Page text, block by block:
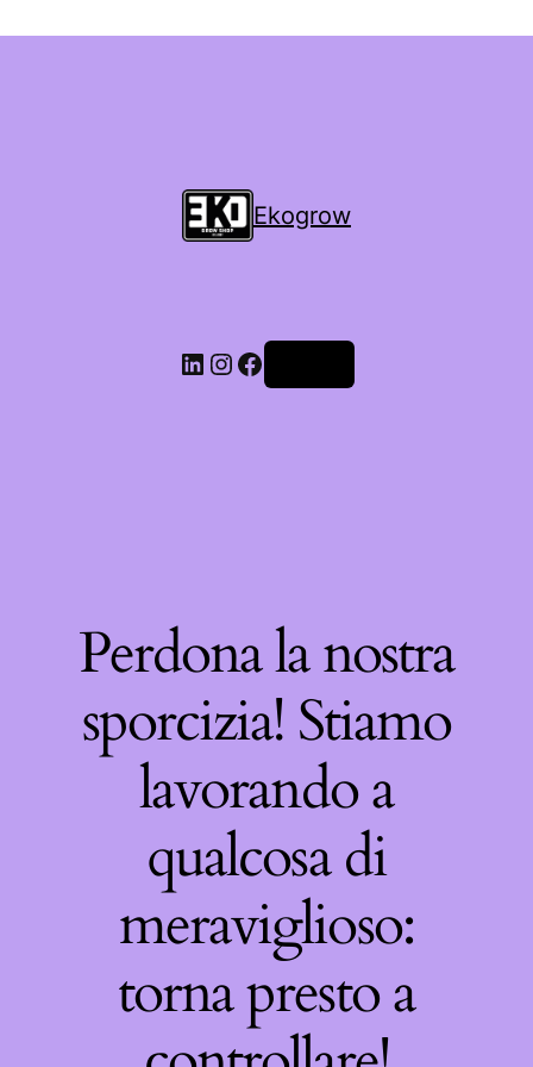
Ekogrow
Perdona la nostra
sporcizia! Stiamo
lavorando a
qualcosa di
meraviglioso:
torna presto a